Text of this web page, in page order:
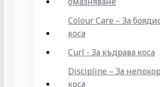
Colour Care – За
коса
Curl - За къдрава коса
Discipline – За
коса